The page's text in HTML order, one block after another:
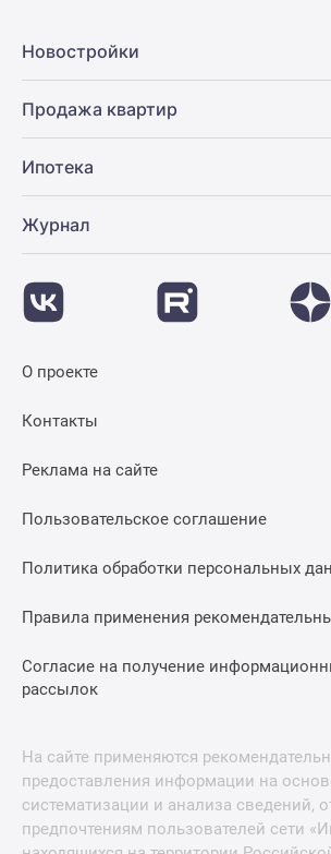
Новостройки
Продажа квартир
Ипотека
Журнал
О проекте
Контакты
Реклама на сайте
Пользовательское соглашение
Политика обработки персональных
Правила применения
Согласие на получение
рассылок
На сайте применяются
предоставления информации на
систематизации и анализа сведений,
предпочтениям пользователей сети